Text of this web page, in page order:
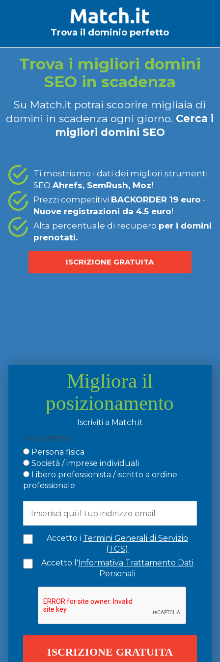
Trova il dominio perfetto
Trova i migliori domini
SEO in scadenza
Su Match.it potrai scoprire migliaia di
domini in scadenza ogni giorno. Cerca i
migliori domini SEO
Ti mostriamo i dati dei migliori strumenti
SEO Ahrefs, SemRush, Moz!
Prezzi competitivi BACKORDER 19 euro -
Nuove registrazioni da 4.5 euro!
Alta percentuale di recupero per i domini
prenotati.
ISCRIZIONE GRATUITA
Migliora il
posizionamento
Iscriviti a Match.it
Tipo utente
Persona fisica
Società / imprese individuali
Libero professionista / iscritto a ordine
professionale
Accetto i Termini Generali di Servizio
(TGS)
Accetto l'Informativa Trattamento Dati
Personali